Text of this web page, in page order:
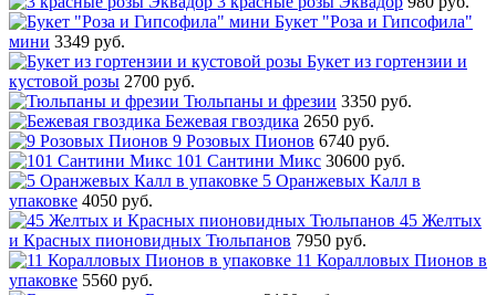
Букет "Роза и Гипсофила"
мини 3349 руб.
Букет из гортензии и
кустовой розы 2700 руб.
Тюльпаны и фрезии 3350 руб.
Бежевая гвоздика 2650 руб.
9 Розовых Пионов 6740 руб.
101 Сантини Микс 30600 руб.
5 Оранжевых Калл в
упаковке 4050 руб.
45 Желтых
и Красных пионовидных Тюльпанов 7950 руб.
11 Коралловых Пионов в
упаковке 5560 руб.